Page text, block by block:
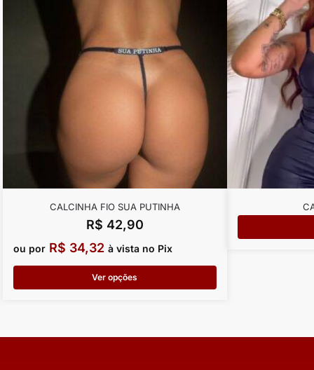
CALCINHA FIO SUA PUTINHA
R$ 42,90
ou por R$ 34,32 à vista no Pix
Ver opções